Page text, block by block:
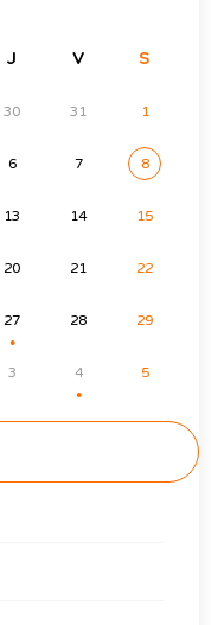
J V S
30 31 1
6 7 8
13 14 15
20 21 22
27
●
28 29
3 4
●
5